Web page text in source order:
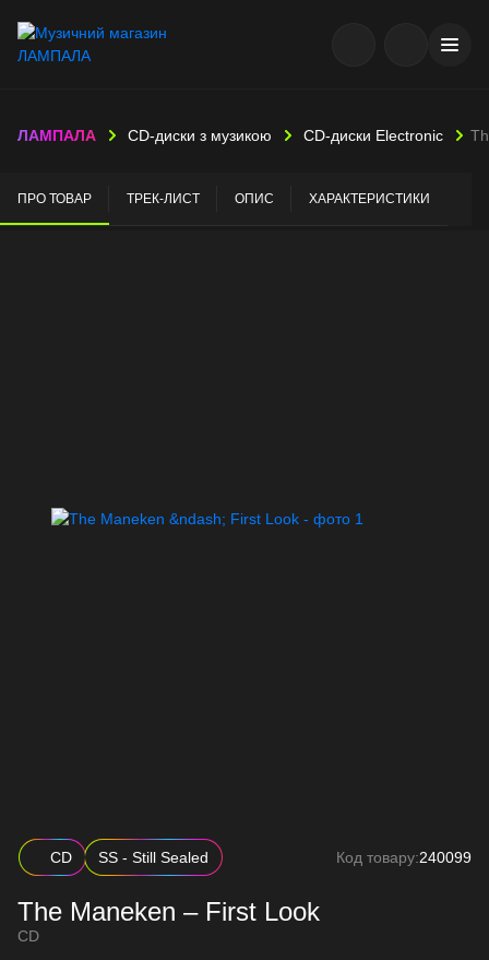
ЛАМПАЛА CD-диски з музикою CD-диски Electronic
ПРО ТОВАР ТРЕК-ЛИСТ ОПИС ХАРАКТЕРИСТИКИ
CD SS - Still Sealed Код товару:240099
The Maneken – First Look
CD